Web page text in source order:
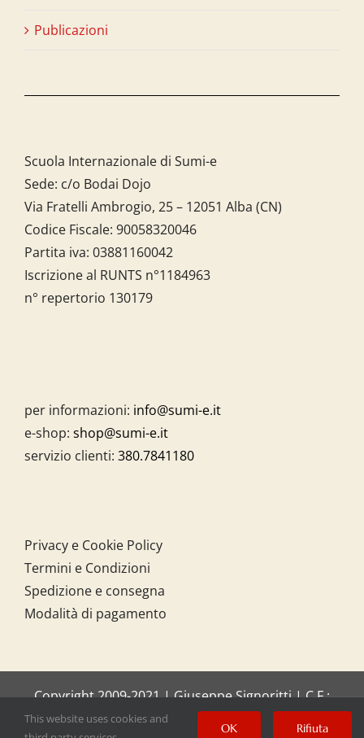
Publicazioni
Scuola Internazionale di Sumi-e
Sede: c/o Bodai Dojo
Via Fratelli Ambrogio, 25 – 12051 Alba (CN)
Codice Fiscale: 90058320046
Partita iva: 03881160042
Iscrizione al RUNTS n°1184963
n° repertorio 130179
per informazioni: info@sumi-e.it
e-shop: shop@sumi-e.it
servizio clienti: 380.7841180
Privacy e Cookie Policy
Termini e Condizioni
Spedizione e consegna
Modalità di pagamento
Copyright 2009-2021 | Giuseppe Signoritti | C.F.:
SGNGPP61C20I158O
This website uses cookies and
OK Rifiuta